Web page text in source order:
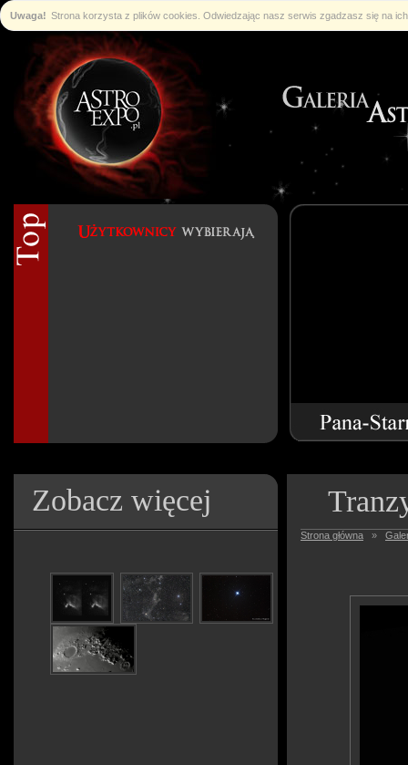
Uwaga! Strona korzysta z plików cookies. Odwiedzając nasz serwis zgadzasz się na
Zobacz więcej
Strona główna »